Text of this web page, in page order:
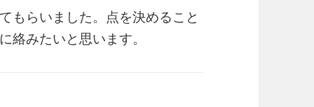
もらいました。点を決めること
絡みたいと思います。